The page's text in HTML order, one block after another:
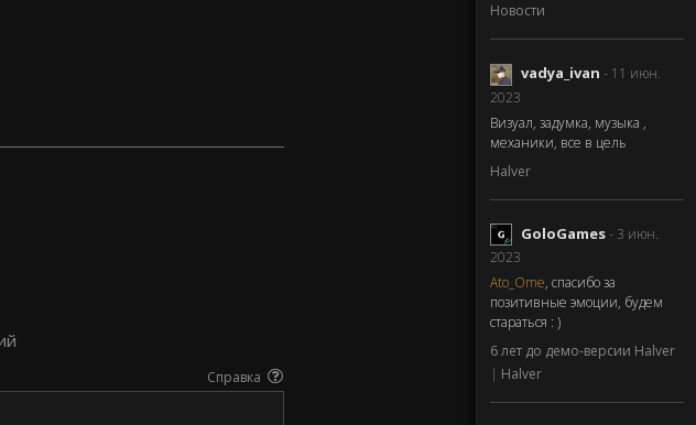
Новости
vadya_ivan - 11 июн.
2023
Визуал, задумка, музыка ,
механики, все в цель
Halver
GoloGames- 3 июн.
2023
Ato_Ome, спасибо за
позитивные эмоции, будем
стараться : )
6 лет до демо-версии Halver
| Halver
Справка